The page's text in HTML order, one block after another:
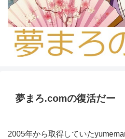
夢まろ.comの復活だー
2005年から取得していた